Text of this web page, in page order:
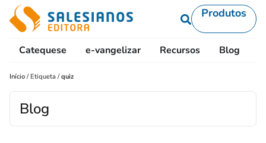
Produtos
Catequese e-vangelizar Recursos Blog
Início / Etiqueta /quiz
Blog